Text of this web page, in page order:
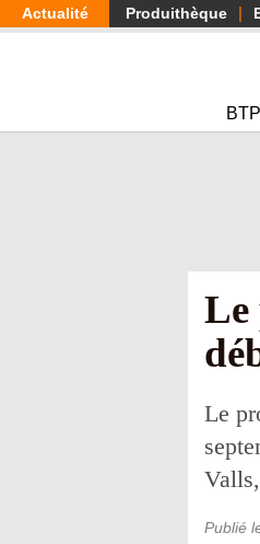
Aller
au
Actualité Produithèque
BTP
Le
Le
Publié